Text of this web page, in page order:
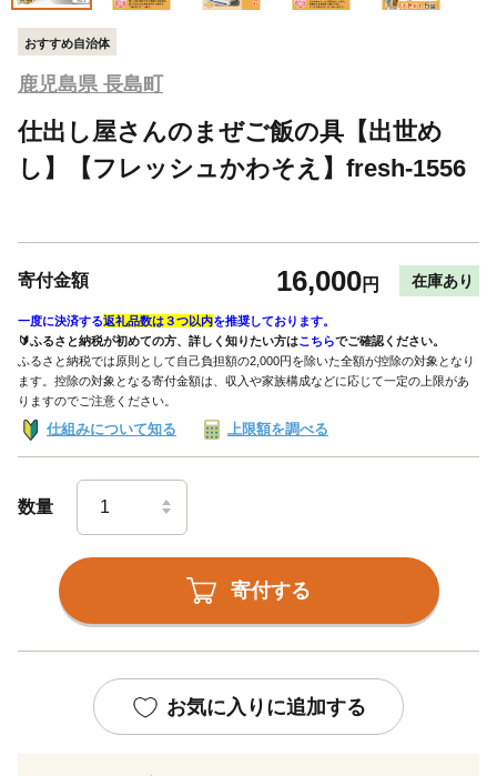
おすすめ自治体
鹿児島県 長島町
仕出し屋さんのまぜご飯の具【出世め
し】【フレッシュかわそえ】fresh-1556
寄付金額 16,000円 在庫あり
一度に決済する返礼品数は３つ以内を推奨しております。
🔰ふるさと納税が初めての方、詳しく知りたい方はこちらでご確認ください。
ふるさと納税では原則として自己負担額の2,000円を除いた全額が控除の対象となり
ます。控除の対象となる寄付金額は、収入や家族構成などに応じて一定の上限があ
りますのでご注意ください。
仕組みについて知る 上限額を調べる
数量
寄付する
お気に入りに追加する